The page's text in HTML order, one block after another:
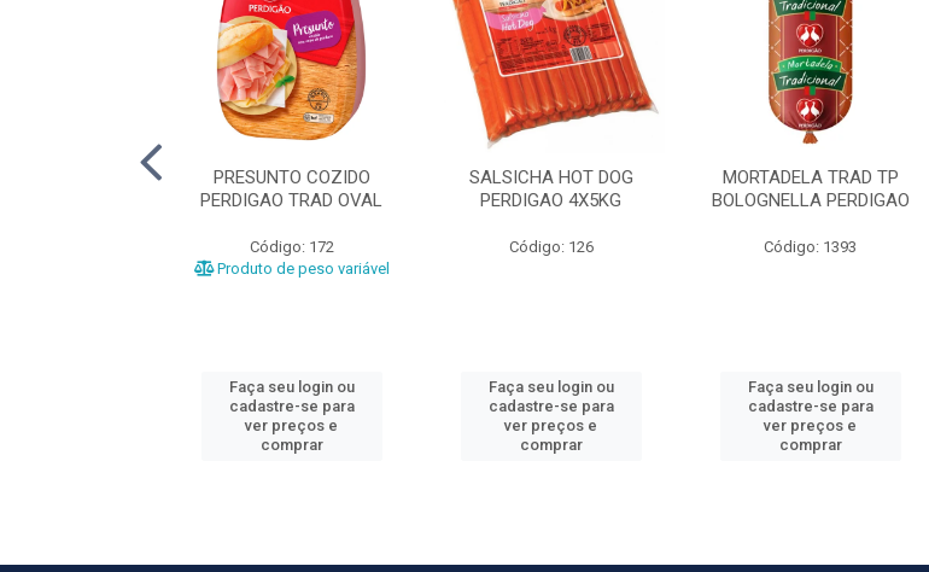
PRESUNTO COZIDO
PERDIGAO TRAD OVAL
Código: 172
Produto de peso variável
Faça seu login ou
cadastre-se para
ver preços e
comprar
SALSICHA HOT DOG
PERDIGAO 4X5KG
Código: 126
Faça seu login ou
cadastre-se para
ver preços e
comprar
MORTADELA TRAD TP
BOLOGNELLA PERDIGAO
Código: 1393
Faça seu login ou
cadastre-se para
ver preços e
comprar